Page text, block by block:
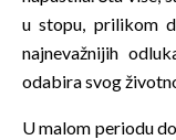
u stopu, prilikom
najnevažnijih
odabira svog
U malom periodu